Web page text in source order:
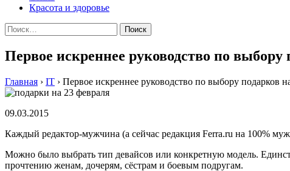
Красота и здоровье
Найти:
Первое искреннее руководство по выбору
Главная › IT › Первое искреннее руководство по выбору подарков
09.03.2015
Каждый редактор-мужчина (а сейчас редакция Ferra.ru на 100%
Можно было выбрать тип девайсов или конкретную модель.
прочтению женам, дочерям, сёстрам и боевым подругам.